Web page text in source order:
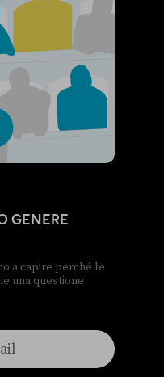
GENERE
a capire perché le
una questione